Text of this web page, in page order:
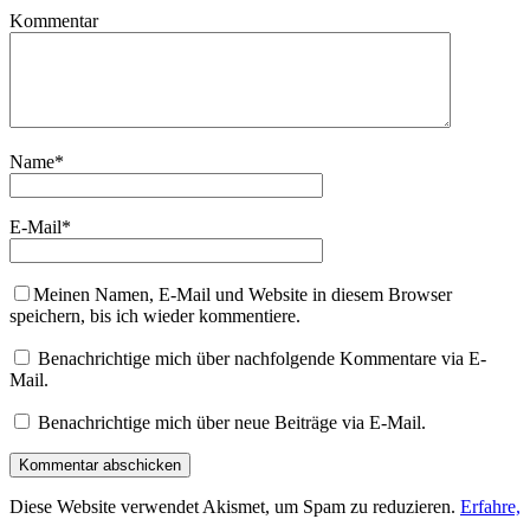
Kommentar
Name*
E-Mail*
Meinen Namen, E-Mail und Website in diesem Browser
speichern, bis ich wieder kommentiere.
Benachrichtige mich über nachfolgende Kommentare via E-
Mail.
Benachrichtige mich über neue Beiträge via E-Mail.
Diese Website verwendet Akismet, um Spam zu reduzieren. Erfahre,